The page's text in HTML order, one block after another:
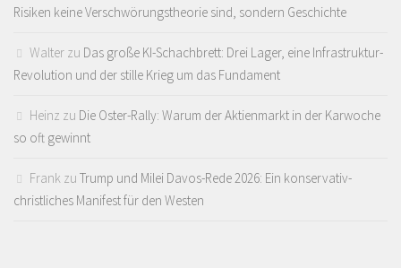
Risiken keine Verschwörungstheorie sind, sondern Geschichte
Walter zu Das große KI-Schachbrett: Drei Lager, eine Infrastruktur-
Revolution und der stille Krieg um das Fundament
Heinz zu Die Oster-Rally: Warum der Aktienmarkt in der Karwoche
so oft gewinnt
Frank zu Trump und Milei Davos-Rede 2026: Ein konservativ-
christliches Manifest für den Westen